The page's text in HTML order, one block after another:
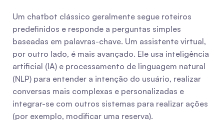
Um chatbot clássico geralmente segue roteiros
predefinidos e responde a perguntas simples
baseadas em palavras-chave. Um assistente virtual,
por outro lado, é mais avançado. Ele usa inteligência
artificial (IA) e processamento de linguagem natural
(NLP) para entender a intenção do usuário, realizar
conversas mais complexas e personalizadas e
integrar-se com outros sistemas para realizar ações
(por exemplo, modificar uma reserva).